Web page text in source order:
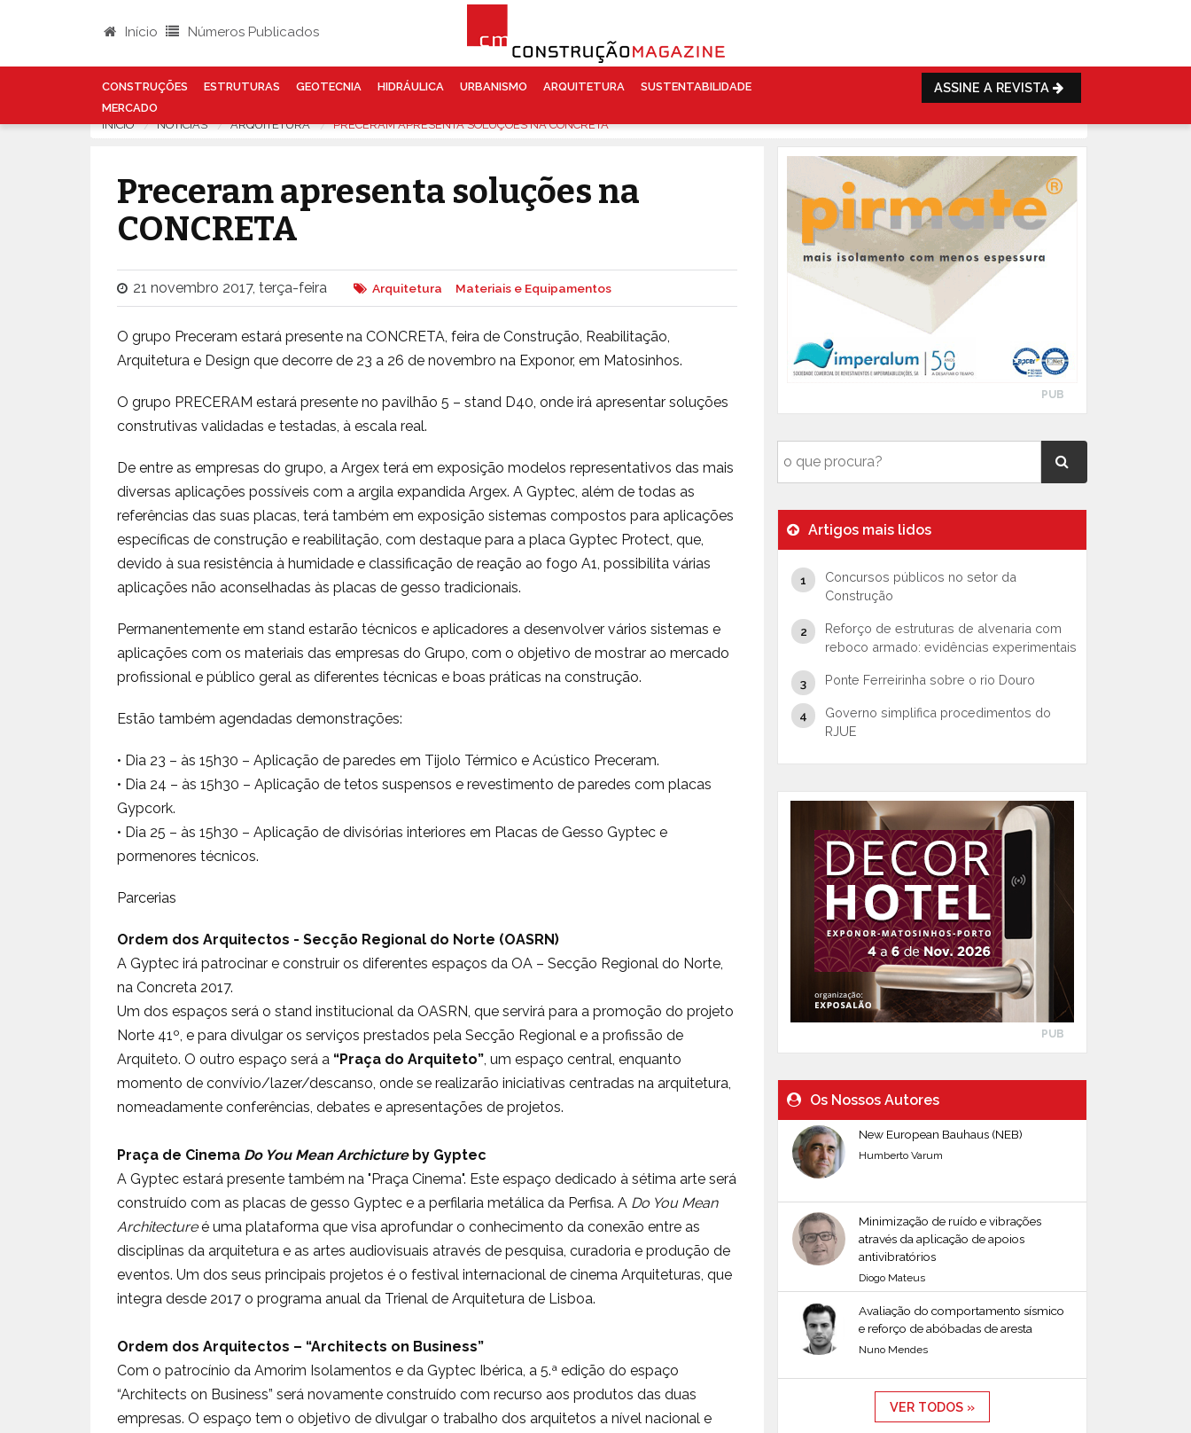
Início Números Publicados
CONSTRUÇÕES ESTRUTURAS GEOTECNIA HIDRÁULICA URBANISMO ARQUITETURA
SUSTENTABILIDADE
MERCADO
ASSINE A REVISTA
INÍCIO NOTÍCIAS ARQUITETURA PRECERAM APRESENTA SOLUÇÕES NA CONCRETA
Preceram apresenta soluções na
CONCRETA
21 novembro 2017, terça-feira Arquitetura Materiais e Equipamentos
O grupo Preceram estará presente na CONCRETA, feira de Construção, Reabilitação,
Arquitetura e Design que decorre de 23 a 26 de novembro na Exponor, em Matosinhos.
O grupo PRECERAM estará presente no pavilhão 5 – stand D40, onde irá apresentar soluções
construtivas validadas e testadas, à escala real.
De entre as empresas do grupo, a Argex terá em exposição modelos representativos das mais
diversas aplicações possíveis com a argila expandida Argex. A Gyptec, além de todas as
referências das suas placas, terá também em exposição sistemas compostos para aplicações
específicas de construção e reabilitação, com destaque para a placa Gyptec Protect, que,
devido à sua resistência à humidade e classificação de reação ao fogo A1, possibilita várias
aplicações não aconselhadas às placas de gesso tradicionais.
Permanentemente em stand estarão técnicos e aplicadores a desenvolver vários sistemas e
aplicações com os materiais das empresas do Grupo, com o objetivo de mostrar ao mercado
profissional e público geral as diferentes técnicas e boas práticas na construção.
Estão também agendadas demonstrações:
• Dia 23 – às 15h30 – Aplicação de paredes em Tijolo Térmico e Acústico Preceram.
• Dia 24 – às 15h30 – Aplicação de tetos suspensos e revestimento de paredes com placas
Gypcork.
• Dia 25 – às 15h30 – Aplicação de divisórias interiores em Placas de Gesso Gyptec e
pormenores técnicos.
Parcerias
Ordem dos Arquitectos - Secção Regional do Norte (OASRN)
A Gyptec irá patrocinar e construir os diferentes espaços da OA – Secção Regional do Norte,
na Concreta 2017.
Um dos espaços será o stand institucional da OASRN, que servirá para a promoção do projeto
Norte 41º, e para divulgar os serviços prestados pela Secção Regional e a profissão de
Arquiteto. O outro espaço será a “Praça do Arquiteto”, um espaço central, enquanto
momento de convívio/lazer/descanso, onde se realizarão iniciativas centradas na arquitetura,
nomeadamente conferências, debates e apresentações de projetos.
Praça de Cinema Do You Mean Archictureby Gyptec
A Gyptec estará presente também na "Praça Cinema". Este espaço dedicado à sétima arte será
construído com as placas de gesso Gyptec e a perfilaria metálica da Perfisa. A Do You Mean
Architectureé uma plataforma que visa aprofundar o conhecimento da conexão entre as
disciplinas da arquitetura e as artes audiovisuais através de pesquisa, curadoria e produção de
eventos. Um dos seus principais projetos é o festival internacional de cinema Arquiteturas, que
integra desde 2017 o programa anual da Trienal de Arquitetura de Lisboa.
Ordem dos Arquitectos – “Architects on Business”
Com o patrocínio da Amorim Isolamentos e da Gyptec Ibérica, a 5.ª edição do espaço
“Architects on Business” será novamente construído com recurso aos produtos das duas
empresas. O espaço tem o objetivo de divulgar o trabalho dos arquitetos a nível nacional e
PUB
Artigos mais lidos
Concursos públicos no setor da
Construção
Reforço de estruturas de alvenaria com
reboco armado: evidências experimentais
Ponte Ferreirinha sobre o rio Douro
Governo simplifica procedimentos do
RJUE
PUB
Os Nossos Autores
New European Bauhaus (NEB)
Humberto Varum
Minimização de ruído e vibrações
através da aplicação de apoios
antivibratórios
Diogo Mateus
Avaliação do comportamento sísmico
e reforço de abóbadas de aresta
Nuno Mendes
VER TODOS »